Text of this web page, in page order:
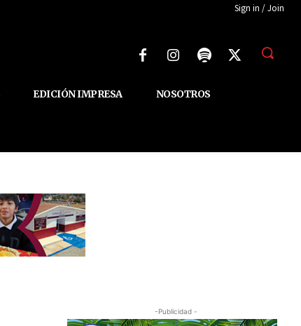
Sign in / Join
EDICIÓN IMPRESA NOSOTROS
-Publicidad -